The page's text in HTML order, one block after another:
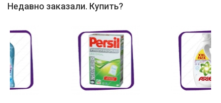
Недавно заказали. Купить?